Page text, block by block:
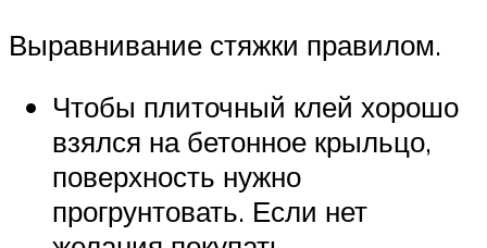
Выравнивание стяжки правилом.
Чтобы плиточный клей хорошо
взялся на бетонное крыльцо,
поверхность нужно
прогрунтовать. Если нет